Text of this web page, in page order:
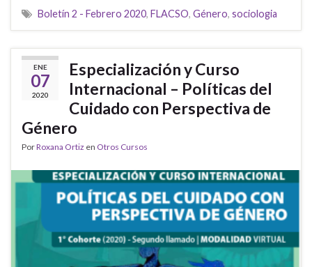
Boletín 2 - Febrero 2020, FLACSO, Género, sociologia
ENE
07
2020
Especialización y Curso
Internacional – Políticas del
Cuidado con Perspectiva de
Género
PorRoxana Ortiz en Otros Cursos